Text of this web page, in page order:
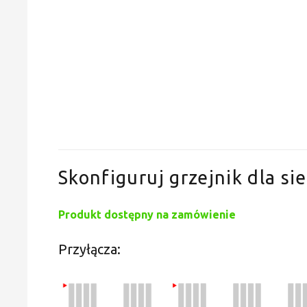
Skonfiguruj grzejnik dla
Produkt dostępny na zamówienie
Przyłącza: